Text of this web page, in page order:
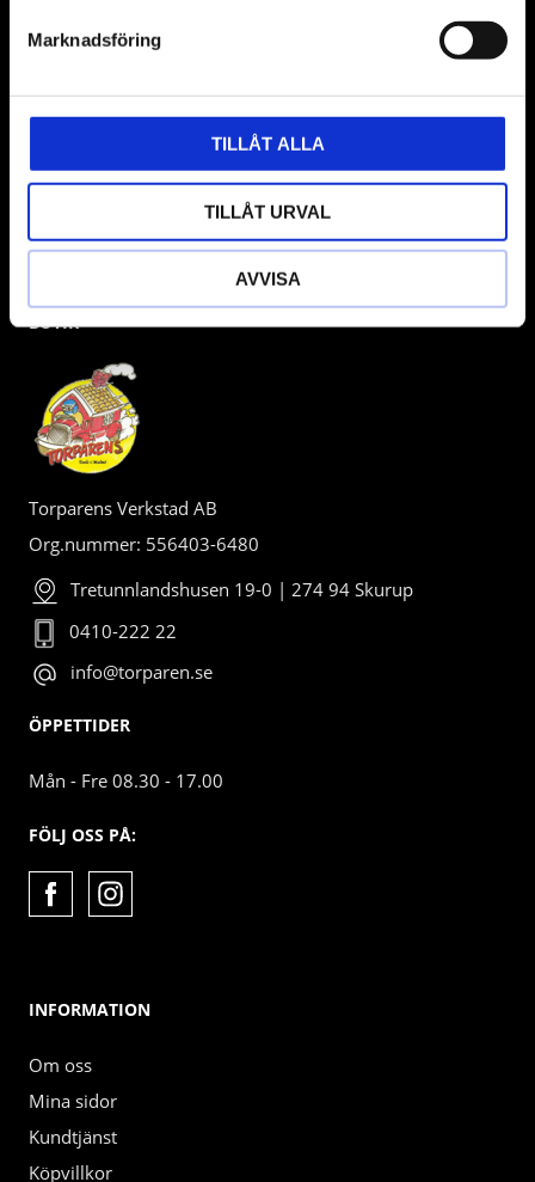
Marknadsföring
TILLÅT ALLA
TILLÅT URVAL
AVVISA
gärna om vad som helst då vi gör vårt yttersta för att hjälpa
kunden.
BUTIK
Torparens Verkstad AB
Org.nummer: 556403-6480
Tretunnlandshusen 19-0 | 274 94 Skurup
0410-222 22
info@torparen.se
ÖPPETTIDER
Mån - Fre 08.30 - 17.00
FÖLJ OSS PÅ:
INFORMATION
Om oss
Mina sidor
Kundtjänst
Köpvillkor